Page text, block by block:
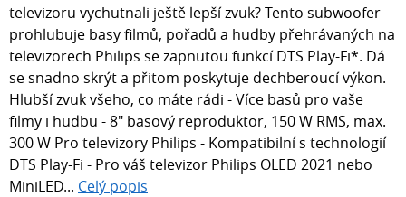
televizoru vychutnali ještě lepší zvuk? Tento subwoofer
prohlubuje basy filmů, pořadů a hudby přehrávaných na
televizorech Philips se zapnutou funkcí DTS Play-Fi*. Dá
se snadno skrýt a přitom poskytuje dechberoucí výkon.
Hlubší zvuk všeho, co máte rádi - Více basů pro vaše
filmy i hudbu - 8" basový reproduktor, 150 W RMS, max.
300 W Pro televizory Philips - Kompatibilní s technologií
DTS Play-Fi - Pro váš televizor Philips OLED 2021 nebo
MiniLED... Celý popis